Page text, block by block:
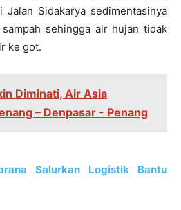
Sidakarya sedimentasinya
sehingga air hujan tidak
ke got.
Diminati, Air Asia
– Denpasar - Penang
Salurkan Logistik Bantu